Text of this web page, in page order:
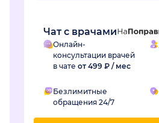
Чат с врачами
Онлайн-
консультации врачей
в чате от 499 ₽ / мес
Безлимитные
обращения 24/7